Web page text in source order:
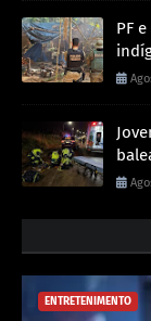
PF
ENTRETENIMENTO